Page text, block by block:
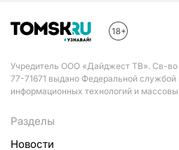
Учредитель ООО «Дайджест ТВ». Св-
77-71671 выдано Федеральной службой
информационных технологий и
Разделы
Новости